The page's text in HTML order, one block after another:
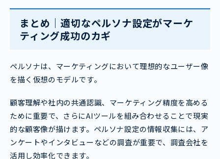
まとめ｜適切なペルソナ設定がマーケ
ティング成功のカギ
ペルソナは、マーケティングにおいて理想的なユーザー像
を描く仮想のモデルです。
顧客理解や社内の共通認識、マーケティング精度を高める
ために重要で、さらにAIツールを組み合わせることで現実
的な顧客像が描けます。ペルソナ設定の情報収集には、ア
ンケートやインタビューなどの調査が重要で、調査会社を
活用し効率化できます。